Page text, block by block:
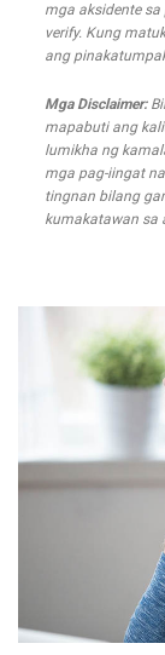
mga aksidente
verify. Kung
ang
Mga Disclaimer:
mapabuti ang
lumikha ng
mga pag-iingat
tingnan bilang
kumakatawan sa